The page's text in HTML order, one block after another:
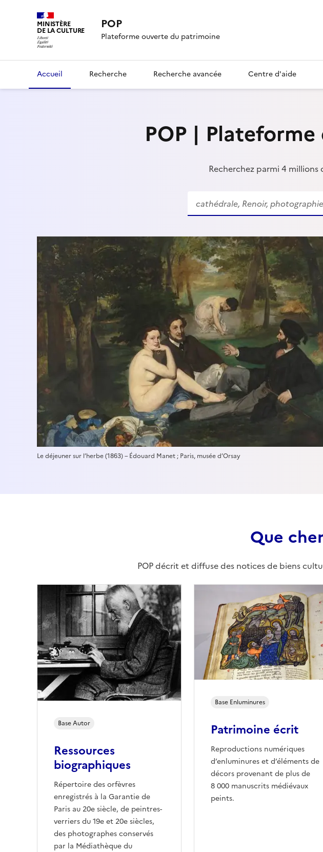
MINISTÈRE
DE LA CULTURE POP
Plateforme ouverte du patrimoine
Accueil Recherche Recherche avancée Centre d'aide
POP |
Recherchez parmi 4
Le déjeuner sur l’herbe (1863) – Édouard Manet ; Paris, musée d’Orsay
Que
POP décrit et diffuse des notices de biens
Ressources
biographiques
Répertoire des orfèvres
enregistrés à la Garantie de
Paris au 20e siècle, de peintres-
verriers du 19e et 20e siècles,
des photographes conservés
par la Médiathèque du
BaseAutor Patrimoine écrit
Reproductions numériques
d’enluminures et d’éléments de
décors provenant de plus de
8 000 manuscrits médiévaux
peints.
Base Enluminures